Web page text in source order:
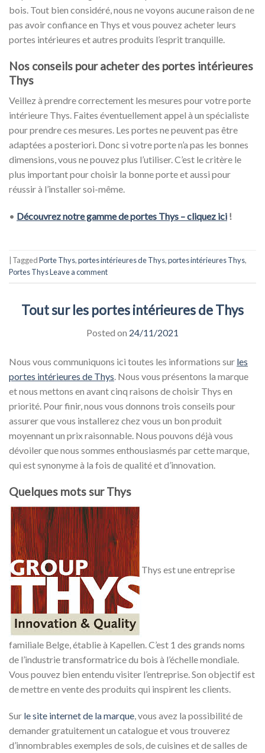
bois. Tout bien considéré, nous ne voyons aucune raison de ne
pas avoir confiance en Thys et vous pouvez acheter leurs
portes intérieures et autres produits l’esprit tranquille.
Nos conseils pour acheter des portes intérieures
Thys
Veillez à prendre correctement les mesures pour votre porte
intérieure Thys. Faites éventuellement appel à un spécialiste
pour prendre ces mesures. Les portes ne peuvent pas être
adaptées a posteriori. Donc si votre porte n’a pas les bonnes
dimensions, vous ne pouvez plus l’utiliser. C’est le critère le
plus important pour choisir la bonne porte et aussi pour
réussir à l’installer soi-même.
• Découvrez notre gamme de portes Thys – cliquez ici !
TaggedPorte Thys,portes intérieures de Thys,portes intérieures Thys,
Portes ThysLeave a comment
Tout sur les portes intérieures de Thys
Posted on 24/11/2021
Nous vous communiquons ici toutes les informations sur les
portes intérieures de Thys. Nous vous présentons la marque
et nous mettons en avant cinq raisons de choisir Thys en
priorité. Pour finir, nous vous donnons trois conseils pour
assurer que vous installerez chez vous un bon produit
moyennant un prix raisonnable. Nous pouvons déjà vous
dévoiler que nous sommes enthousiasmés par cette marque,
qui est synonyme à la fois de qualité et d’innovation.
Quelques mots sur Thys
Thys est une entreprise
familiale Belge, établie à Kapellen. C’est 1 des grands noms
de l’industrie transformatrice du bois à l’échelle mondiale.
Vous pouvez bien entendu visiter l’entreprise. Son objectif est
de mettre en vente des produits qui inspirent les clients.
Sur le site internet de la marque, vous avez la possibilité de
demander gratuitement un catalogue et vous trouverez
d’innombrables exemples de sols, de cuisines et de salles de